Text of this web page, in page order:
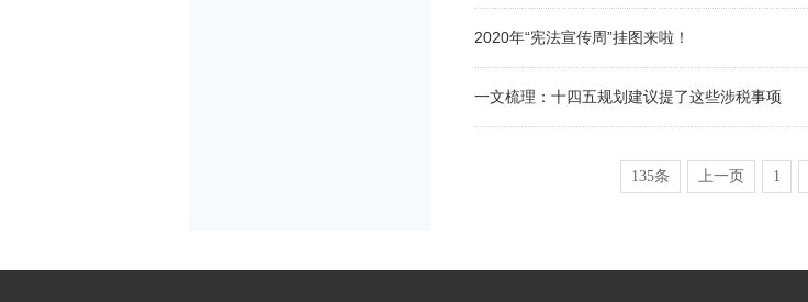
2020年“宪法宣传周”挂图来啦！
一文梳理：十四五规划建议提了这些涉税事项
135条 上一页 1